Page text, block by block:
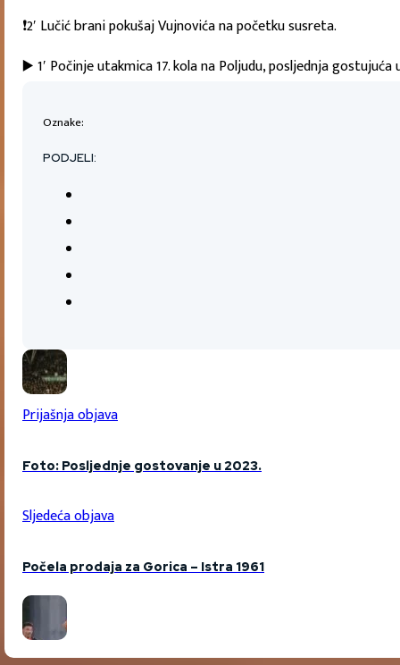
❗2′ Lučić brani pokušaj Vujnovića na početku susreta.
▶️ 1′ Počinje utakmica 17. kola na Poljudu, posljednja
Oznake:
PODJELI:
Prijašnja objava
Foto: Posljednje gostovanje u 2023.
Sljedeća objava
Počela prodaja za Gorica – Istra 1961